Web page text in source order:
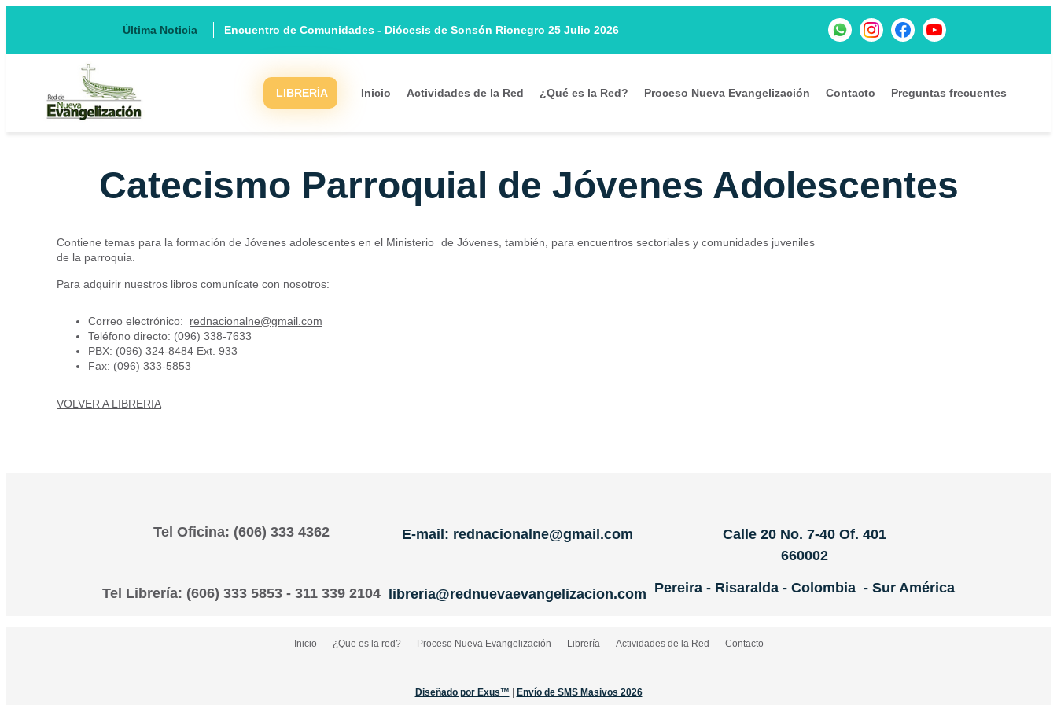
Última Noticia Encuentro de Comunidades - Diócesis de Sonsón Rionegro 25 Julio 2026
LIBRERÍA Inicio Actividades de la Red ¿Qué es la Red? Proceso Nueva Evangelización Contacto Preguntas frecuentes
Catecismo Parroquial de Jóvenes Adolescentes
Contiene temas para la formación de Jóvenes adolescentes en el Ministerio de Jóvenes, también, para encuentros sectoriales y comunidades juveniles
de la parroquia.
Para adquirir nuestros libros comunícate con nosotros:
Correo electrónico:
rednacionalne@gmail.com
Teléfono directo: (096) 338-7633
PBX: (096) 324-8484 Ext. 933
Fax: (096) 333-5853
VOLVER A LIBRERIA
Tel Oficina: (606) 333 4362
Tel Librería: (606) 333 5853 - 311 339 2104
E-mail: rednacionalne@gmail.com
libreria@rednuevaevangelizacion.com
Calle 20 No. 7-40 Of. 401
660002
Pereira - Risaralda - Colombia - Sur América
Inicio ¿Que es la red? Proceso Nueva Evangelización Librería Actividades de la Red Contacto
Diseñado por Exus™ Envío de SMS Masivos 2026